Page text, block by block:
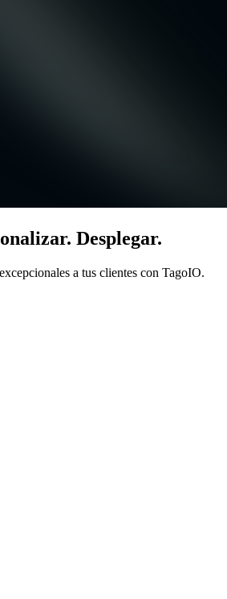
Desplegar.
a tus clientes con TagoIO.